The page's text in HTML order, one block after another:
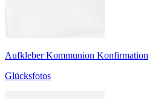
Aufkleber Kommunion Konfirmation
Glücksfotos